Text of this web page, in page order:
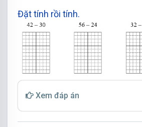
Đặt tính rồi tính.
Xem đáp án